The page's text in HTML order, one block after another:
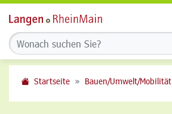
Startseite Bauen/Umwelt/Mobilität